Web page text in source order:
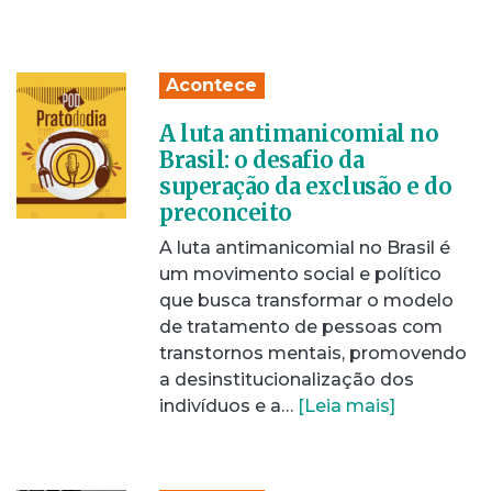
Acontece
A luta antimanicomial no
Brasil: o desafio da
superação da exclusão e do
preconceito
A luta antimanicomial no Brasil é
um movimento social e político
que busca transformar o modelo
de tratamento de pessoas com
transtornos mentais, promovendo
a desinstitucionalização dos
indivíduos e a… [Leia mais]